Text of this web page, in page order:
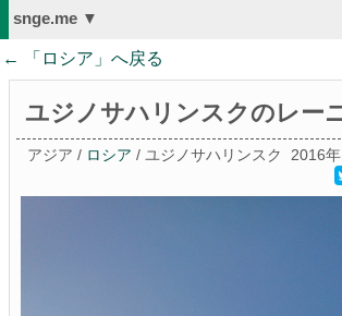
snge.me ▼
← 「 ロシア 」へ戻る
ユジノサハリンスクのレー
アジア / ロシア / ユジノサハリンスク 2016年